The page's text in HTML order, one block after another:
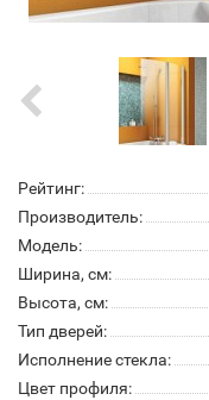
Рейтинг:
Производитель:
Модель:
Ширина, см:
Высота, см:
Тип дверей:
Исполнение стекла:
Цвет профиля: